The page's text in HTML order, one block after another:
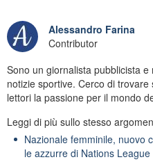
Alessandro Farina
Contributor
Sono un giornalista pubblicista
notizie sportive. Cerco di
lettori la passione per il mondo
Leggi di più sullo stesso
Nazionale femminile, nuovo
le azzurre di Nations League